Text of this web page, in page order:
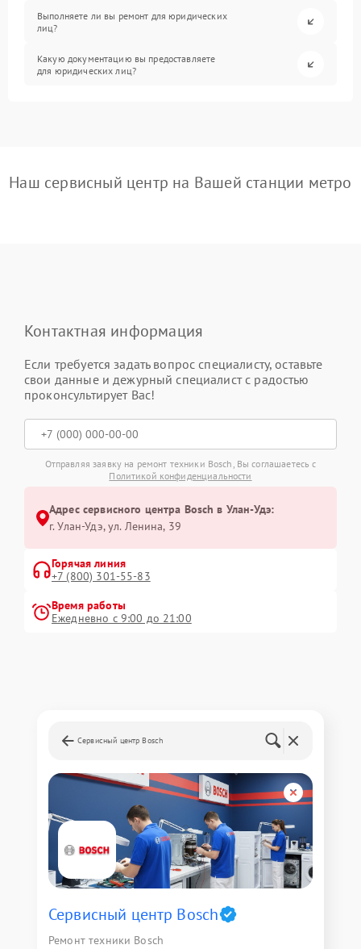
Выполняете ли вы ремонт для юридических
лиц?
Какую документацию вы предоставляете
для юридических лиц?
Наш сервисный центр на Вашей станции метро
Контактная информация
Если требуется задать вопрос специалисту, оставьте
свои данные и дежурный специалист с радостью
проконсультирует Вас!
Отправляя заявку на ремонт техники Bosch, Вы соглашаетесь с
Политикой конфиденциальности
Адрес сервисного центра Bosch в Улан-Удэ:
г. Улан-Удэ, ул. Ленина, 39
Горячая линия
+7 (800) 301-55-83
Время работы
Ежедневно с 9:00 до 21:00
Сервисный центр Bosch
Сервисный центр Bosch
Ремонт техники Bosch